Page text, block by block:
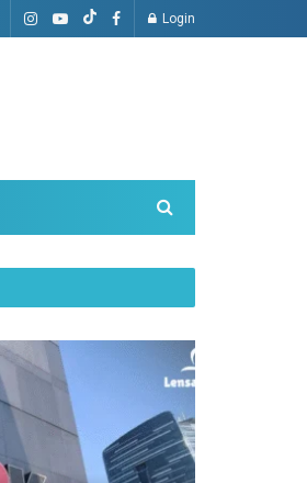
Login